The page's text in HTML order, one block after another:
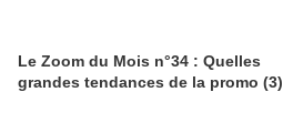
Le Zoom du Mois n°34 : Quelles
grandes tendances de la promo (3)